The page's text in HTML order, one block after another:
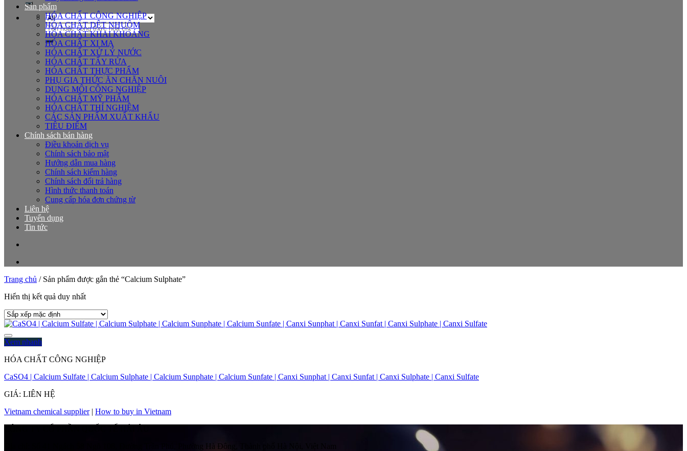
Tìm
kiếm:
Sản phẩm
HÓA CHẤT CÔNG NGHIỆP
HÓA CHẤT DỆT NHUỘM
HÓA CHẤT KHAI KHOÁNG
HÓA CHẤT XI MẠ
HÓA CHẤT XỬ LÝ NƯỚC
HÓA CHẤT TẨY RỬA
HÓA CHẤT THỰC PHẨM
PHỤ GIA THỨC ĂN CHĂN NUÔI
DUNG MÔI CÔNG NGHIỆP
HÓA CHẤT MỸ PHẨM
HÓA CHẤT THÍ NGHIỆM
CÁC SẢN PHẨM XUẤT KHẨU
TIÊU ĐIỂM
Chính sách bán hàng
Điều khoản dịch vụ
Chính sách bảo mật
Hướng dẫn mua hàng
Chính sách kiểm hàng
Chính sách đổi trả hàng
Hình thức thanh toán
Cung cấp hóa đơn chứng từ
Liên hệ
Tuyển dụng
Tin tức
Trang chủ /Sản phẩm được gắn thẻ “Calcium Sulphate”
Hiển thị kết quả duy nhất
Xem nhanh
HÓA CHẤT CÔNG NGHIỆP
CaSO4 | Calcium Sulfate | Calcium Sulphate | Calcium Sunphate | Calcium Sunfate | Canxi Sunphat | Canxi Sunfat | Canxi Sulphate | Canxi Sulfate
GIÁ: LIÊN HỆ
Vietnam chemical supplier| How to buy in Vietnam
Số 41 Ngách 58 Ngõ 108, Đường Trần Phú, Phường Hà Đông, Thành phố Hà Nội, Việt Nam